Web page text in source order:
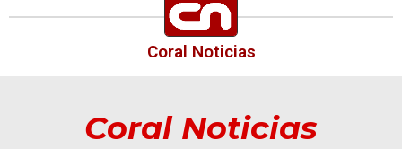
Coral Noticias
Coral Noticias